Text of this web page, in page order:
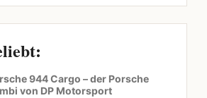
944 Cargo – der Porsche
von DP Motorsport